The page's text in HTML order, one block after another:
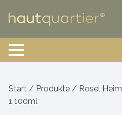
Inhalt
Start / Produkte / Rosel Heim
1 100ml